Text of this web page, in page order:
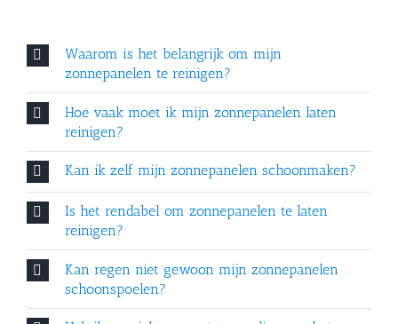
Waarom is het belangrijk om mijn
zonnepanelen te reinigen?
Hoe vaak moet ik mijn zonnepanelen laten
reinigen?
Kan ik zelf mijn zonnepanelen schoonmaken?
Is het rendabel om zonnepanelen te laten
reinigen?
Kan regen niet gewoon mijn zonnepanelen
schoonspoelen?